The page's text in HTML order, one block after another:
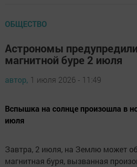
ОБЩЕСТВО
Астрономы
магнитной буре 2 июля
автор, 1 июля 2026 - 11:49
Вспышка на солнце произошла в
июля
Завтра, 2 июля, на Землю может
магнитная буря, вызванная